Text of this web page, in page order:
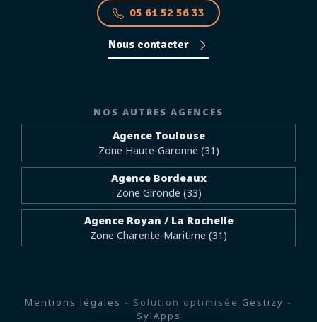
05 61 52 56 33
Nous contacter
NOS AUTRES AGENCES
Agence Toulouse
Zone Haute-Garonne (31)
Agence Bordeaux
Zone Gironde (33)
Agence Royan / La Rochelle
Zone Charente-Maritime (31)
Mentions légales - Solution optimisée Gestizy -
SylApps